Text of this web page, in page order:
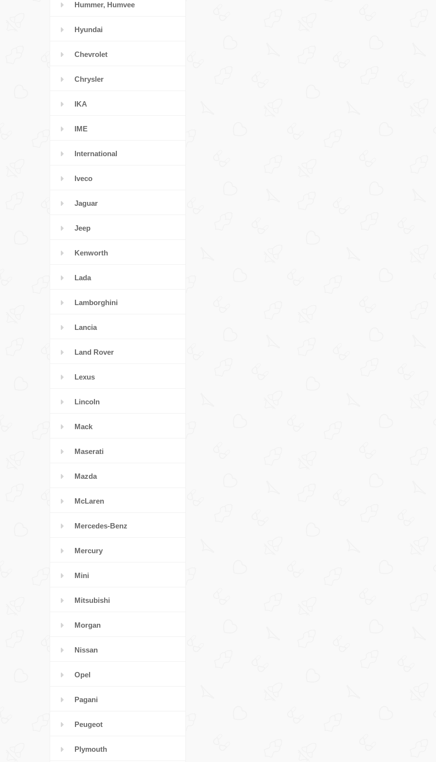
Hummer, Humvee
Hyundai
Chevrolet
Chrysler
IKA
IME
International
Iveco
Jaguar
Jeep
Kenworth
Lada
Lamborghini
Lancia
Land Rover
Lexus
Lincoln
Mack
Maserati
Mazda
McLaren
Mercedes-Benz
Mercury
Mini
Mitsubishi
Morgan
Nissan
Opel
Pagani
Peugeot
Plymouth